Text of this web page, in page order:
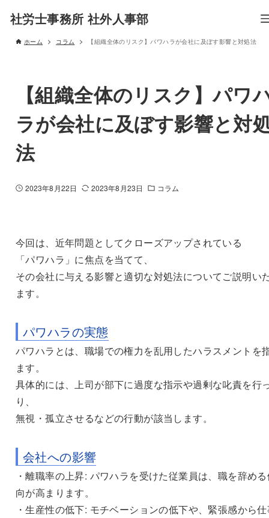
社労士事務所 社外人事部
ホーム コラム 【組織全体のリスク】パワハラが会社に及ぼす影響と対処法
【組織全体のリスク】パワ
ラが会社に及ぼす影響と対
法
2023年8月22日 2023年8月23日 コラム
今回は、近年問題としてクローズアップされている
「パワハラ」に焦点を当てて、
その会社に与える影響と適切な対処法についてご説明い
ます。
パワハラの実態
パワハラとは、職場での権力を乱用したハラスメントを
ます。
具体的には、上司が部下に過度な指示や過剰な叱責を行
り、
無視・孤立させるなどの行動が該当します。
会社への影響
・離職率の上昇: パワハラを受けた従業員は、職を辞め
向が高まります。
・生産性の低下: モチベーションの低下や、緊張感から